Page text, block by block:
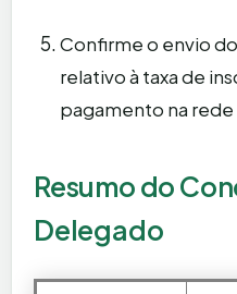
Confirme o envio
relativo à taxa de
pagamento na
Resumo do
Delegado